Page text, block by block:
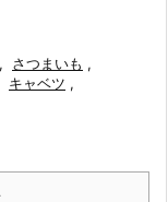
, さつまいも ,
キャベツ ,